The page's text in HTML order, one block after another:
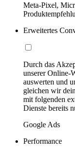
Meta-Pixel,
Erweitertes
Durch das
unserer Online-
auswerten und
gleichen wir
mit folgenden
Dienste bereits
Google Ads
Performance